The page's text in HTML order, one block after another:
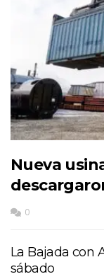
Nueva
0
La Bajada con
sábado